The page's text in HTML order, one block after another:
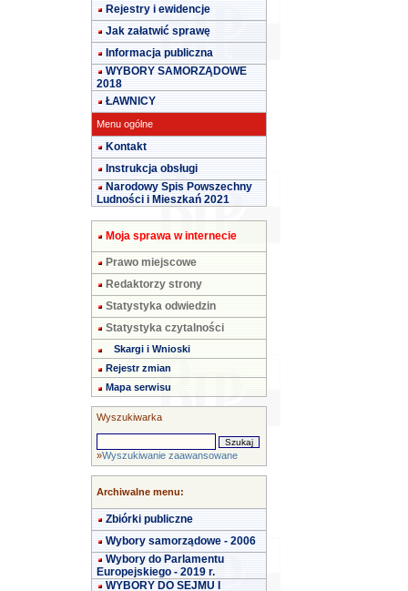
Rejestry i ewidencje
Jak załatwić sprawę
Informacja publiczna
WYBORY SAMORZĄDOWE
2018
ŁAWNICY
Menu ogólne
Kontakt
Instrukcja obsługi
Narodowy Spis Powszechny
Ludności i Mieszkań 2021
Moja sprawa w internecie
Prawo miejscowe
Redaktorzy strony
Statystyka odwiedzin
Statystyka czytalności
Skargi i Wnioski
Rejestr zmian
Mapa serwisu
Wyszukiwarka
»Wyszukiwanie zaawansowane
Archiwalne menu:
Zbiórki publiczne
Wybory samorządowe - 2006
Wybory do Parlamentu
Europejskiego - 2019 r.
WYBORY DO SEJMU I